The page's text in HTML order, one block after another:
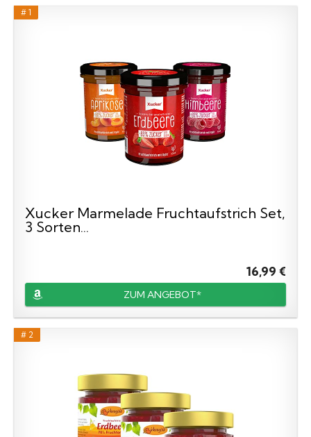
# 1
Xucker Marmelade Fruchtaufstrich Set,
3 Sorten...
16,99 €
ZUM ANGEBOT*
# 2